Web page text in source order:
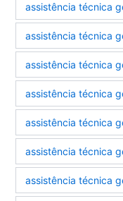
assistência técnica
assistência técnica
assistência técnica
assistência técnica
assistência técnica
assistência técnica
assistência técnica